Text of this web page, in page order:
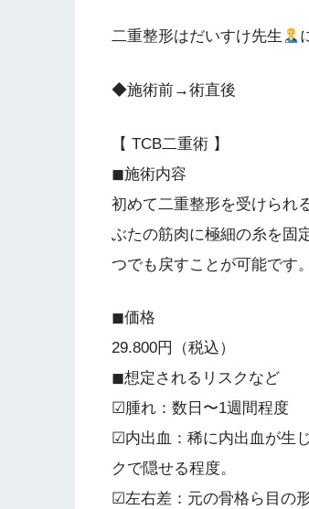
二重整形はだいすけ先生
◆施術前→術直後
【 TCB二重術 】
◼︎施術内容
初めて二重整形を受けられ
ぶたの筋肉に極細の糸を固
つでも戻すことが可能です。
◼︎価格
29.800円（税込）
◼︎想定されるリスクなど
☑︎腫れ：数日〜1週間程度
☑︎内出血：稀に内出血が生
クで隠せる程度。
☑︎左右差：元の骨格ら目の